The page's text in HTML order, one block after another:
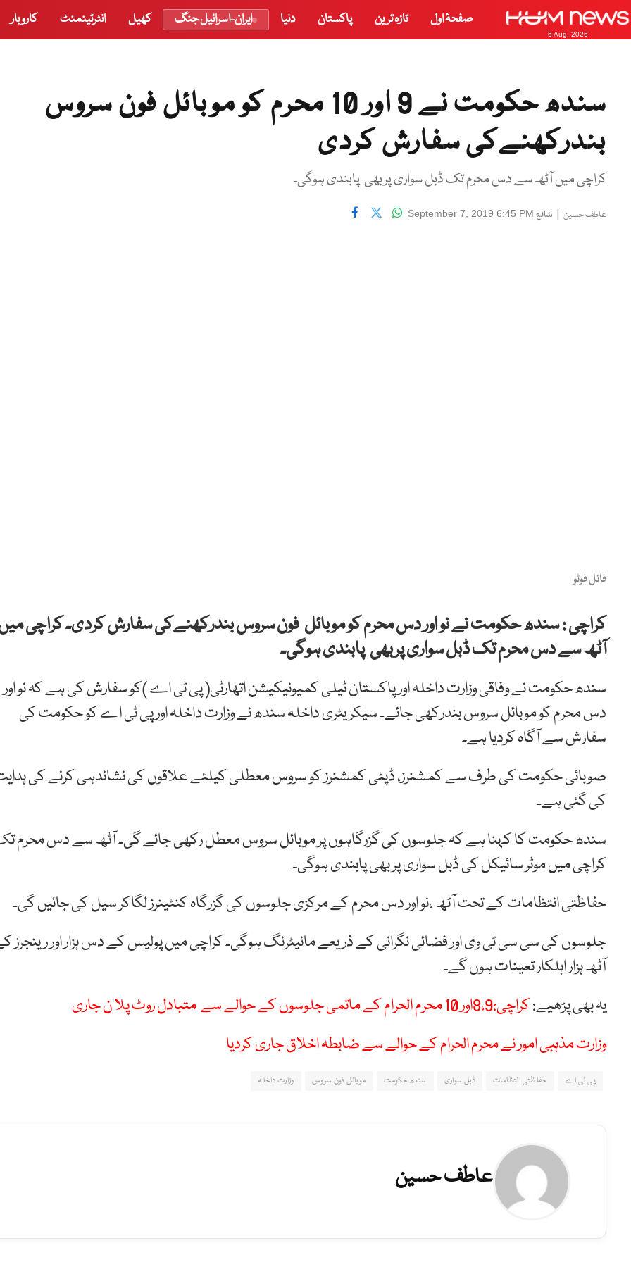
6 Aug, 2026
صفحۂ اول تازہ ترین پاکستان دنیا ایران-اسرائیل جنگ کھیل انٹرٹینمنٹ کاروبار
سندھ حکومت نے 9 اور 10 محرم کو موبائل فون سروس
بندرکھنےکی سفارش کردی
کراچی میں آٹھ سے دس محرم تک ڈبل سواری پربھی پابندی ہوگی۔
عاطف حسین | شائع September 7, 2019 6:45 PM
فائل فوٹو
کراچی : سندھ حکومت نے نو اور دس محرم کو موبائل فون سروس بندرکھنےکی سفارش کردی۔ کراچی
آٹھ سے دس محرم تک ڈبل سواری پربھی پابندی ہوگی۔
سندھ حکومت نے وفاقی وزارت داخلہ اور پاکستان ٹیلی کمیونیکیشن اتھارٹی( پی ٹی اے )کو سفارش کی ہے کہ نو اور
دس محرم کو موبائل سروس بندرکھی جائے۔ سیکریٹری داخلہ سندھ نے وزارت داخلہ اور پی ٹی اے کو حکومت کی
سفارش سے آگاہ کردیا ہے۔
صوبائی حکومت کی طرف سے کمشنرز، ڈپٹی کمشنرز کو سروس معطلی کیلئے علاقوں کی نشاندہی کرنے کی
کی گئی ہے۔
سندھ حکومت کا کہنا ہے کہ جلوسوں کی گزرگاہوں پر موبائل سروس معطل رکھی جائے گی۔ آٹھ سے دس محرم
کراچی میں موٹر سائیکل کی ڈبل سواری پر بھی پابندی ہوگی۔
حفاظتی انتظامات کے تحت آٹھ ،نو اور دس محرم کے مرکزی جلوسوں کی گزرگاہ کنٹینرز لگاکر سیل کی جائیں گی۔
جلوسوں کی سی سی ٹی وی اور فضائی نگرانی کے ذریعے مانیٹرنگ ہوگی۔ کراچی میں پولیس کے دس ہزار اور رینجرز
آٹھ ہزار اہلکار تعینات ہوں گے۔
یہ بھی پڑھیے:کراچی:8،9اور 10 محرم الحرام کے ماتمی جلوسوں کے حوالے سے متبادل روٹ پلا ن جاری
وزارت مذہبی امور نے محرم الحرام کے حوالے سے ضابطہ اخلاق جاری کردیا
پی ٹی اے حفاظتی انتظامات ڈبل سواری سندھ حکومت موبائل فون سروس وزارت داخلہ
عاطف حسین